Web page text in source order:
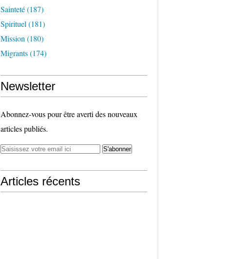
Sainteté(187)
Spirituel (181)
Mission (180)
Migrants(174)
Newsletter
Abonnez-vous pour être averti des nouveaux
articles publiés.
Articles récents